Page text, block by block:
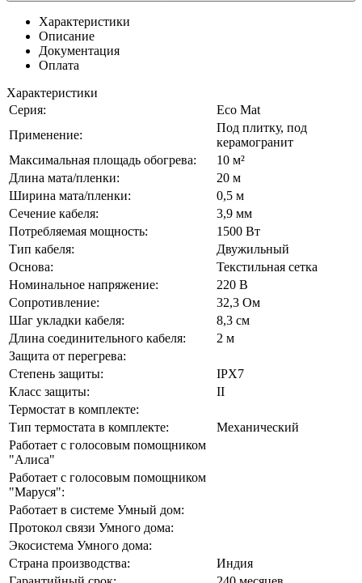
Характеристики
Описание
Документация
Оплата
Характеристики
Серия:
Eco Mat
Применение:
Под плитку, под
керамогранит
Максимальная площадь обогрева:
10 м²
Длина мата/пленки:
20 м
Ширина мата/пленки:
0,5 м
Сечение кабеля:
3,9 мм
Потребляемая мощность:
1500 Вт
Тип кабеля:
Двужильный
Основа:
Текстильная сетка
Номинальное напряжение:
220 В
Сопротивление:
32,3 Ом
Шаг укладки кабеля:
8,3 см
Длина соединительного кабеля:
2 м
Защита от перегрева:
Степень защиты:
IPX7
Класс защиты:
II
Термостат в комплекте:
Тип термостата в комплекте:
Механический
Работает с голосовым помощником
"Алиса"
Работает с голосовым помощником
"Маруся":
Работает в системе Умный дом:
Протокол связи Умного дома:
Экосистема Умного дома:
Страна производства:
Индия